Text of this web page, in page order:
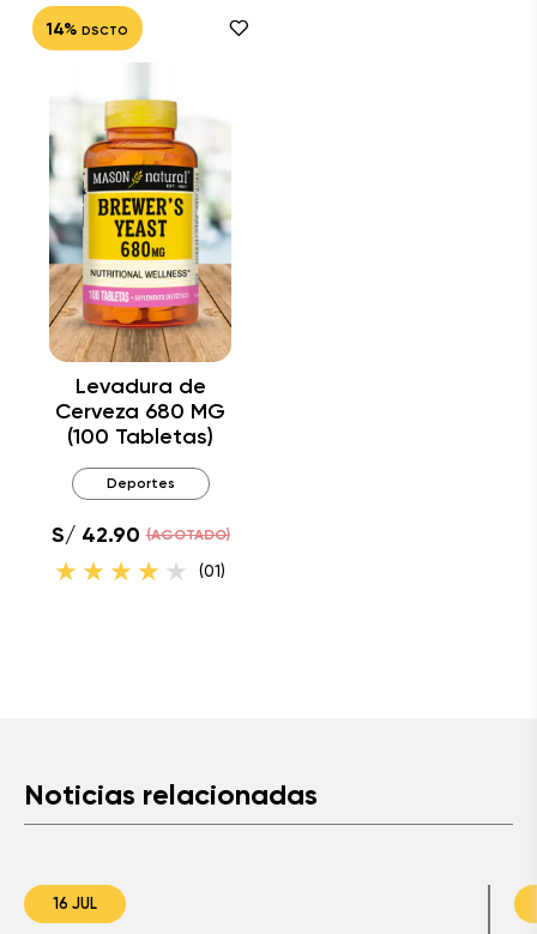
14% DSCTO
Levadura de
Cerveza 680 MG
(100 Tabletas)
Deportes
S/ 42.90 (AGOTADO)
(01)
Noticias relacionadas
16 JUL